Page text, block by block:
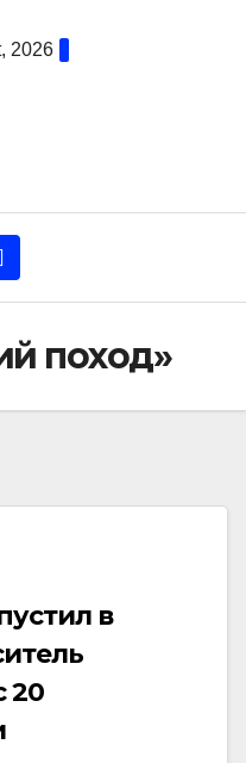
2026
поход»
в
20